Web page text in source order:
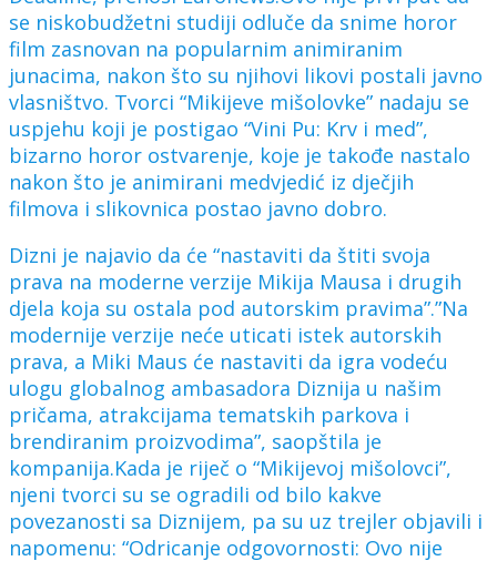
se niskobudžetni studiji odluče da snime horor
film zasnovan na popularnim animiranim
junacima, nakon što su njihovi likovi postali javno
vlasništvo. Tvorci “Mikijeve mišolovke” nadaju se
uspjehu koji je postigao “Vini Pu: Krv i med”,
bizarno horor ostvarenje, koje je takođe nastalo
nakon što je animirani medvjedić iz dječjih
filmova i slikovnica postao javno dobro.
Dizni je najavio da će “nastaviti da štiti svoja
prava na moderne verzije Mikija Mausa i drugih
djela koja su ostala pod autorskim pravima”.”Na
modernije verzije neće uticati istek autorskih
prava, a Miki Maus će nastaviti da igra vodeću
ulogu globalnog ambasadora Diznija u našim
pričama, atrakcijama tematskih parkova i
brendiranim proizvodima”, saopštila je
kompanija.Kada je riječ o “Mikijevoj mišolovci”,
njeni tvorci su se ogradili od bilo kakve
povezanosti sa Diznijem, pa su uz trejler objavili i
napomenu: “Odricanje odgovornosti: Ovo nije